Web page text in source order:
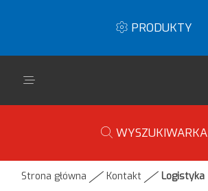
PRODUKTY
WYSZUKIWARKA
Strona główna Kontakt Logistyka